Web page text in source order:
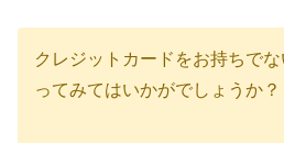
クレジットカードをお持ちで
ってみてはいかがでしょうか？